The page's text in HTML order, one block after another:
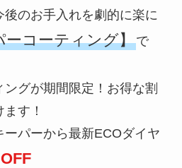
のお手入れを劇的に楽に
ーコーティング】で
グが期間限定！お得な割
す！
パーから最新ECOダイヤ